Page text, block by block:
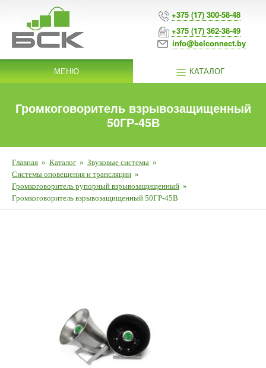
+375 (17) 300-58-48
+375 (17) 362-38-49
info@belconnect.by
МЕНЮ КАТАЛОГ
Громкоговоритель взрывозащищенный
50ГР-45В
Главная » Каталог » Звуковые системы »
Системы оповещения и трансляции »
Громкоговоритель рупорный взрывозащищенный »
Громкоговоритель взрывозащищенный 50ГР-45В